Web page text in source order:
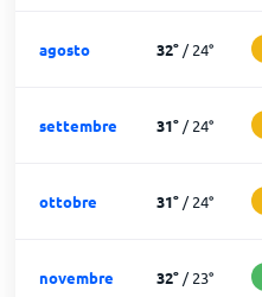
agosto 32°/24°
settembre 31°/24°
ottobre 31°/24°
novembre 32°/23°